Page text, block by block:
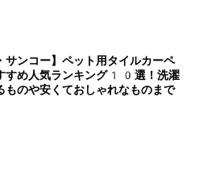
サンコー】ペット用タイルカーペ
すめ人気ランキング10選！洗濯
ものや安くておしゃれなものまで